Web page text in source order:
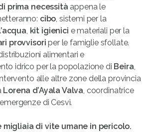
prima necessità appena le
cibo , sistemi per la
kit igienici e materiali per la
provvisori per le famiglie sfollate.
alimentari e
idrico per la popolazione di Beira
alle altre zone della provincia
Lorena d’Ayala Valva , coordinatrice
di Cesvi.
migliaia di vite umane in pericolo.